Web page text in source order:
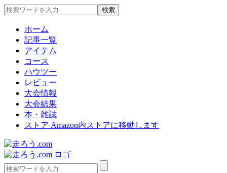
ホーム
記事一覧
アイテム
コース
ハウツー
レビュー
大会情報
大会結果
本・雑誌
ストア Amazon内ストアに移動します